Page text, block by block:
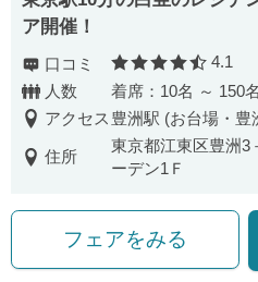
ア開催！
口コミ 口コ
4.1
人数
着席：10名 ～ 150名
アクセス 豊洲駅 (お台場・豊
住所
東京都江東区豊洲3
ーデン1Ｆ
フェアをみる